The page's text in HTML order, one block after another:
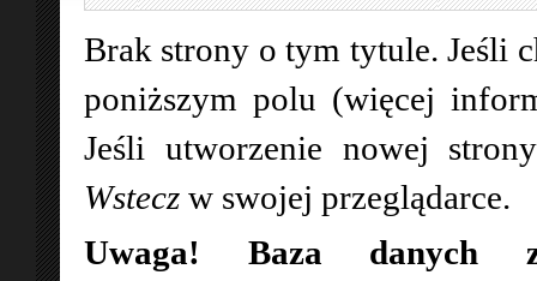
Brak strony o tym tytule. Jeśli
poniższym polu (więcej
Jeśli utworzenie nowej
Wstecz w swojej przeglądarce.
Uwaga! Baza danych